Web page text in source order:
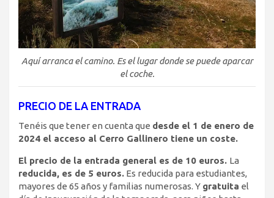
Aquí arranca el camino. Es el lugar donde se puede aparcar
el coche.
PRECIO DE LA ENTRADA
Tenéis que tener en cuenta que desde el 1 de enero de
2024 el acceso al Cerro Gallinero tiene un coste.
El precio de la entrada general es de 10 euros. La
reducida, es de 5 euros. Es reducida para estudiantes,
mayores de 65 años y familias numerosas. Y gratuita el